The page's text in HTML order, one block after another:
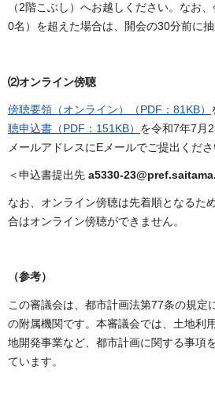
（2階こぶし）へお越しください。なお
0名）を超えた場合は、開会の30分前に抽
⑵オンライン傍聴
傍聴要領（オンライン）（PDF：81KB）
聴申込書（PDF：151KB） を令和7年7月
メールアドレスにEメールでご提出くださ
＜申込書提出先 a5330-
なお、オンライン傍聴は先着順となるた
合はオンライン傍聴ができません。
（参考）
この審議会は、都市計画法第77条の規定
の附属機関です。本審議会では、土地利
地開発事業など、都市計画に関する事項
ています。